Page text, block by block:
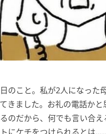
のこと。私が2人になった
きました。お礼の電話か
のだから、何でも言い合